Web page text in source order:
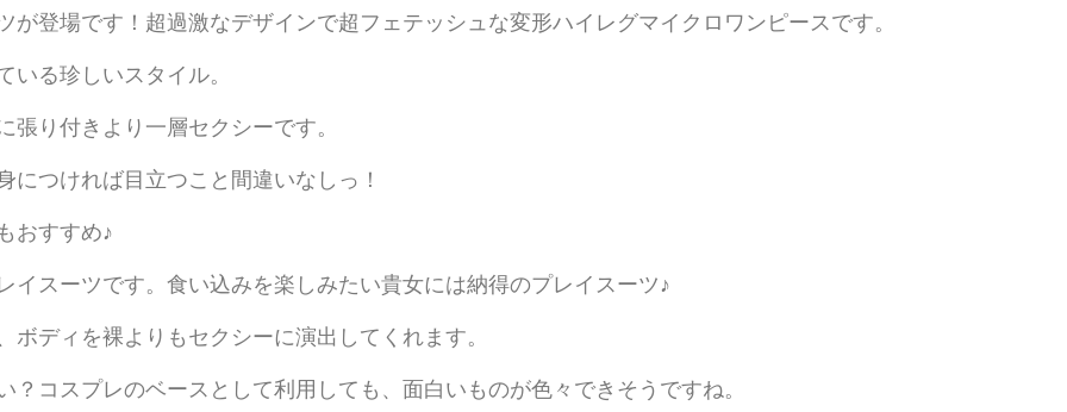
ド
プ
ハ
グ
マ
ク
登場です！超過激なデザインで超フェテッシュな変形ハイレグマイクロワンピースです。
る珍しいスタイル。
り付きより一層セクシーです。
つければ目立つこと間違いなしっ！
おすすめ♪
イスーツです。食い込みを楽しみたい貴女には納得のプレイスーツ♪
ディを裸よりもセクシーに演出してくれます。
コスプレのベースとして利用しても、面白いものが色々できそうですね。